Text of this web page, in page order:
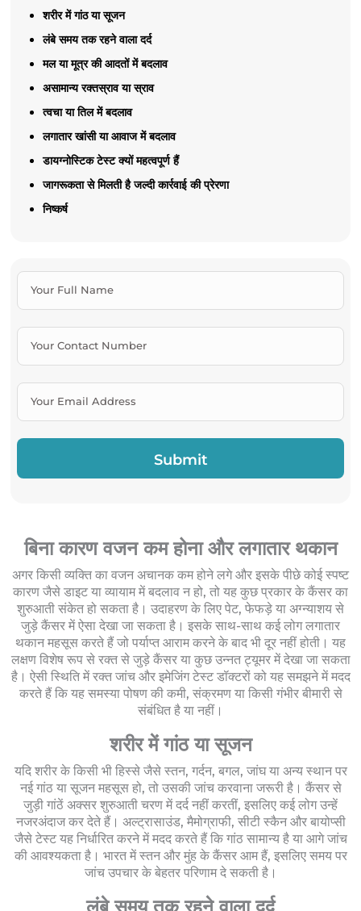
शरीर में गांठ या सूजन
लंबे समय तक रहने वाला दर्द
मल या मूत्र की आदतों में बदलाव
असामान्य रक्तस्राव या स्राव
त्वचा या तिल में बदलाव
लगातार खांसी या आवाज में बदलाव
डायग्नोस्टिक टेस्ट क्यों महत्वपूर्ण हैं
जागरूकता से मिलती है जल्दी कार्रवाई की प्रेरणा
निष्कर्ष
बिना कारण वजन कम होना और लगातार थकान
अगर किसी व्यक्ति का वजन अचानक कम होने लगे और इसके पीछे कोई स्पष्ट
कारण जैसे डाइट या व्यायाम में बदलाव न हो, तो यह कुछ प्रकार के कैंसर का
शुरुआती संकेत हो सकता है। उदाहरण के लिए पेट, फेफड़े या अग्न्याशय से
जुड़े कैंसर में ऐसा देखा जा सकता है। इसके साथ-साथ कई लोग लगातार
थकान महसूस करते हैं जो पर्याप्त आराम करने के बाद भी दूर नहीं होती। यह
लक्षण विशेष रूप से रक्त से जुड़े कैंसर या कुछ उन्नत ट्यूमर में देखा जा सकता
है। ऐसी स्थिति में रक्त जांच और इमेजिंग टेस्ट डॉक्टरों को यह समझने में मदद
करते हैं कि यह समस्या पोषण की कमी, संक्रमण या किसी गंभीर बीमारी से
संबंधित है या नहीं।
शरीर में गांठ या सूजन
यदि शरीर के किसी भी हिस्से जैसे स्तन, गर्दन, बगल, जांघ या अन्य स्थान पर
नई गांठ या सूजन महसूस हो, तो उसकी जांच करवाना जरूरी है। कैंसर से
जुड़ी गांठें अक्सर शुरुआती चरण में दर्द नहीं करतीं, इसलिए कई लोग उन्हें
नजरअंदाज कर देते हैं। अल्ट्रासाउंड, मैमोग्राफी, सीटी स्कैन और बायोप्सी
जैसे टेस्ट यह निर्धारित करने में मदद करते हैं कि गांठ सामान्य है या आगे जांच
की आवश्यकता है। भारत में स्तन और मुंह के कैंसर आम हैं, इसलिए समय पर
जांच उपचार के बेहतर परिणाम दे सकती है।